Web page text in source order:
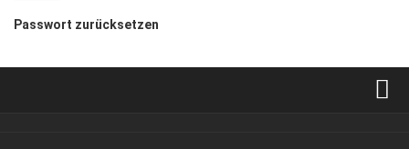
Passwort zurücksetzen